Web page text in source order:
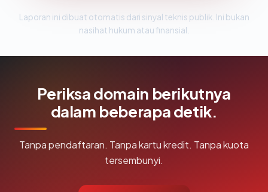
Laporan ini dibuat otomatis dari sinyal teknis publik. Ini bukan
nasihat hukum atau finansial.
Periksa domain berikutnya
dalam beberapa detik.
Tanpa pendaftaran. Tanpa kartu kredit. Tanpa kuota
tersembunyi.